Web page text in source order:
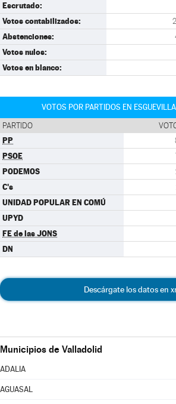
Escrutado:
Votos contabilizados:
Abstenciones:
Votos nulos:
Votos en blanco:
VOTOS POR PARTIDOS EN
PARTIDO
PP
PSOE
PODEMOS
C's
UNIDAD POPULAR EN COMÚ
UPYD
FE de las JONS
DN
Descárgate los datos en
Municipios de Valladolid
ADALIA
AGUASAL